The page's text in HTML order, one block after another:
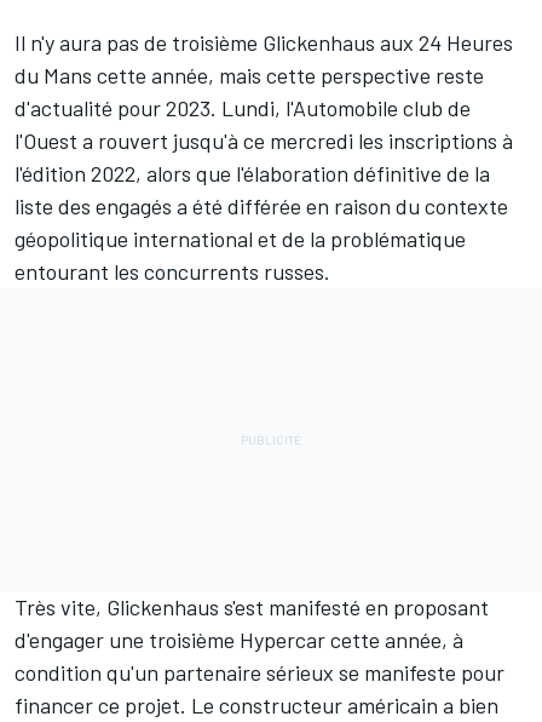
Il n'y aura pas de troisième Glickenhaus aux 24 Heures
du Mans cette année, mais cette perspective reste
d'actualité pour 2023. Lundi, l'Automobile club de
l'Ouest a rouvert jusqu'à ce mercredi les inscriptions à
l'édition 2022, alors que l'élaboration définitive de la
liste des engagés a été différée en raison du contexte
géopolitique international et de la problématique
entourant les concurrents russes.
Très vite, Glickenhaus s'est manifesté en proposant
d'engager une troisième Hypercar cette année, à
condition qu'un partenaire sérieux se manifeste pour
financer ce projet. Le constructeur américain a bien